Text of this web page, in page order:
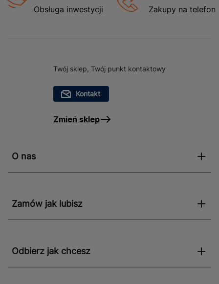
do montażu okien fasadowych, szczególnie w
że jest wszechstronnym wyborem dla profesjonalistów
z branży budowlanej, którzy cenią sobie jakość i
Obsługa inwestycji Zakupy na telefon
Twój sklep, Twój punkt kontaktowy
Kontakt
Zmień sklep
O nas
Zamów jak lubisz
Odbierz jak chcesz